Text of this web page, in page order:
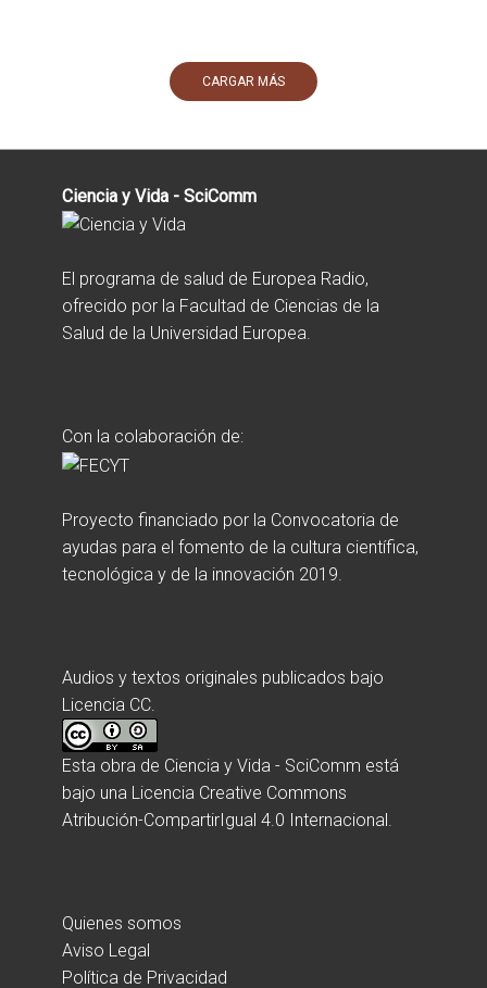
CARGAR MÁS
Ciencia y Vida - SciComm
El programa de salud de Europea Radio,
ofrecido por la Facultad de Ciencias de la
Salud de la Universidad Europea.
Con la colaboración de:
Proyecto financiado por la Convocatoria de
ayudas para el fomento de la cultura científica,
tecnológica y de la innovación 2019.
Audios y textos originales publicados bajo
Licencia CC.
Esta obra de Ciencia y Vida - SciComm está
bajo una Licencia Creative Commons
Atribución-CompartirIgual 4.0 Internacional
Quienes somos
Aviso Legal
Política de Privacidad